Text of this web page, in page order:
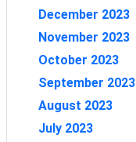
December 2023
November 2023
October 2023
September 2023
August 2023
July 2023